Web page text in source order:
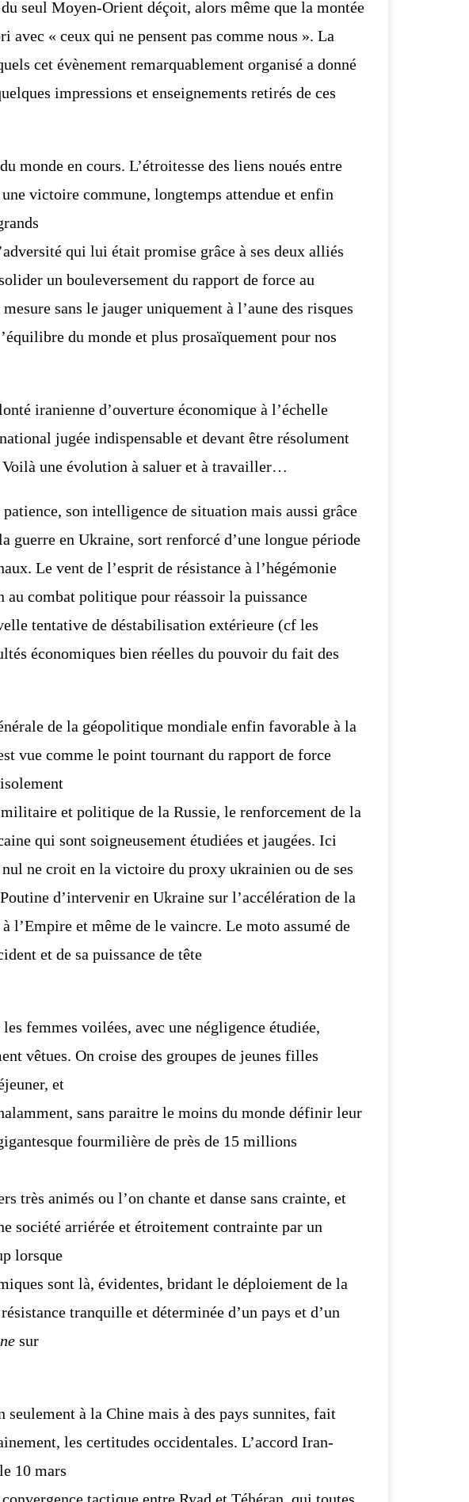
du seul Moyen-Orient déçoit, alors même que la montée
« ceux qui ne pensent pas comme nous ». La
cet évènement remarquablement organisé a donné
impressions et enseignements retirés de ces
monde en cours. L’étroitesse des liens noués entre
victoire commune, longtemps attendue et enfin
qui lui était promise grâce à ses deux alliés
un bouleversement du rapport de force au
sans le jauger uniquement à l’aune des risques
du monde et plus prosaïquement pour nos
iranienne d’ouverture économique à l’échelle
jugée indispensable et devant être résolument
une évolution à saluer et à travailler…
son intelligence de situation mais aussi grâce
guerre en Ukraine, sort renforcé d’une longue période
Le vent de l’esprit de résistance à l’hégémonie
au combat politique pour réassoir la puissance
tentative de déstabilisation extérieure (cf les
économiques bien réelles du pouvoir du fait des
de la géopolitique mondiale enfin favorable à la
vue comme le point tournant du rapport de force
militaire et politique de la Russie, le renforcement de la
qui sont soigneusement étudiées et jaugées. Ici
ne croit en la victoire du proxy ukrainien ou de ses
d’intervenir en Ukraine sur l’accélération de la
l’Empire et même de le vaincre. Le moto assumé de
et de sa puissance de tête
femmes voilées, avec une négligence étudiée,
vêtues. On croise des groupes de jeunes filles
et
sans paraitre le moins du monde définir leur
fourmilière de près de 15 millions
très animés ou l’on chante et danse sans crainte, et
société arriérée et étroitement contrainte par un
lorsque
sont là, évidentes, bridant le déploiement de la
tranquille et déterminée d’un pays et d’un
sur
seulement à la Chine mais à des pays sunnites, fait
les certitudes occidentales. L’accord Iran-
10 mars
convergence tactique entre Ryad et Téhéran, qui toutes